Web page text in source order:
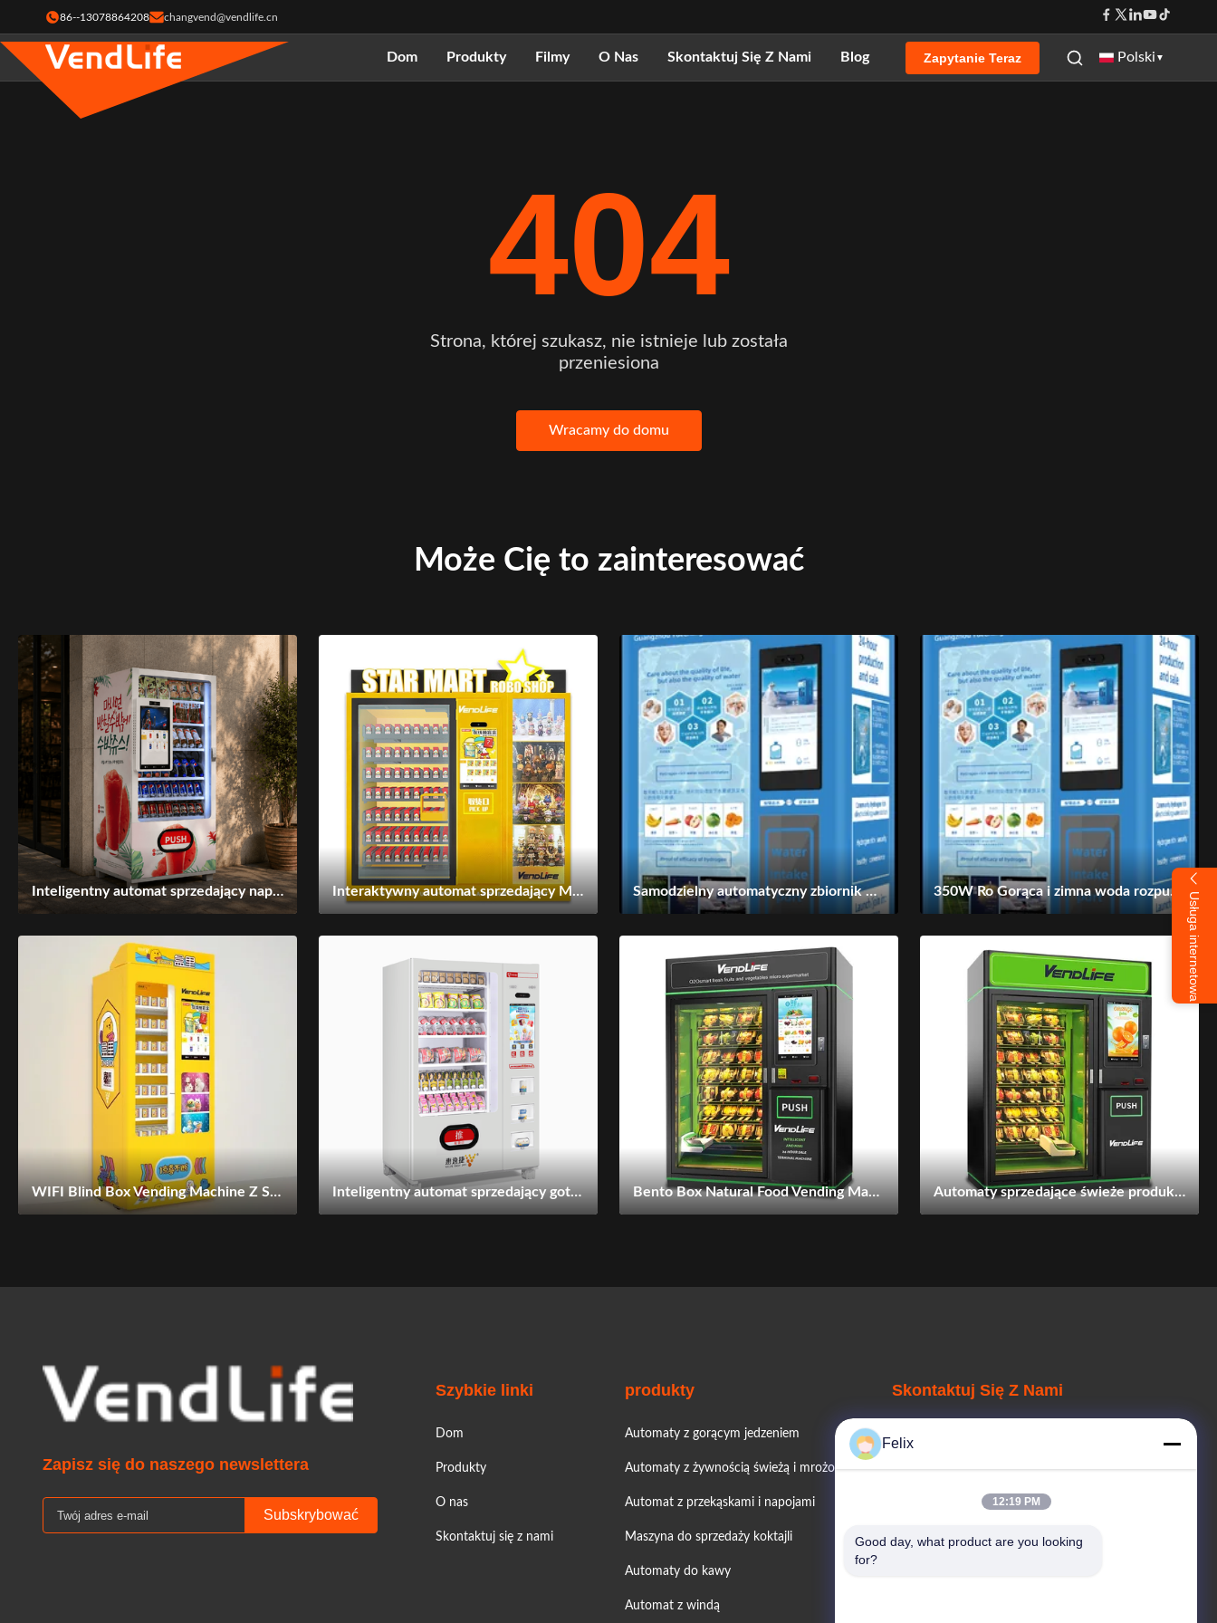
86--13078864208 changvend@vendlife.cn
Dom Produkty Filmy O Nas Skontaktuj Się Z Nami Blog Zapytanie Teraz Polski ▼
Usługa internetowa
404
Strona, której szukasz, nie istnieje lub została
przeniesiona
Wracamy do domu
Może Cię to zainteresować
Inteligentny automat sprzedający napoje z 21,5-calowym ekranem dotykowym, chłodzonym dystrybutorem napojów, płatnościami bezgotówkowymi i systemem zdalnego zarządzania do samoobsługowego handlu detalicznego Interaktywny automat sprzedający Mystery Box z ekranem dotykowym, zdalnym zarządzaniem i konfigurowalną witryną dla operatorów detalicznych Samodzielny automatyczny zbiornik wody pitnej z filtrem samoobsługowym 350W Ro Gorąca i zimna woda rozpuszczalnik samodzielny sprężarka
WIFI Blind Box Vending Machine Z Showroom Elevator Direct Push Aisle POP Mart Box Inteligentny automat sprzedający gotowe posiłki VenoLife z 3 kuchenkami mikrofalowymi o dużej mocy, obrotem sprężyny + dostawą windą, 3-stopniowy ekran dotykowy, 4-trybowy kompresor, całodobowe zdalne zarządzanie, 1-minutowy gorący posiłek gotowy Bento Box Natural Food Vending Machine 220V OEM z systemem windy Automaty sprzedające świeże produkty, automat sprzedający natychmiastowy ramen ODM
Zapisz się do naszego newslettera
Subskrybować
Szybkie linki
Dom
Produkty
O nas
Skontaktuj się z nami
produkty
Automaty z gorącym jedzeniem
Automaty z żywnością świeżą i mrożoną
Automat z przekąskami i napojami
Maszyna do sprzedaży koktajli
Automaty do kawy
Automat z windą
Skontaktuj Się Z Nami
Felix
12:19 PM
Good day, what product are you looking
for?